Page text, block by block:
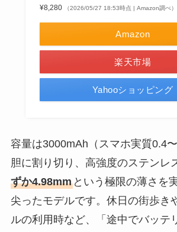
¥8,280
（2026/05/27 18:53時点 | Amazon調べ）
Amazon
楽天市場
Yahooショッピング
容量は3000mAh（スマホ実質0.4
胆に割り切り、高強度のステンレ
ずか4.98mmという極限の薄さを
尖ったモデルです。休日の街歩き
ルの利用時など、「途中でバッテ